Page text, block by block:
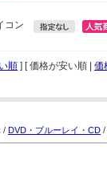
コン
順 ] [ 価格が安い順 | 価
/ DVD・ブルーレイ・CD /